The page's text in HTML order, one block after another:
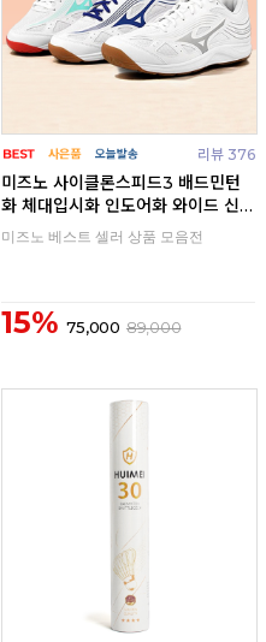
리뷰 376
미즈노 사이클론스피드3 배드민턴
화 체대입시화 인도어화 와이드 신
발
미즈노 베스트 셀러 상품 모음전
15% 75,000 89,000